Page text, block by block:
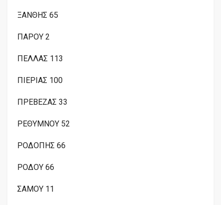
ΞΑΝΘΗΣ 65
ΠΑΡΟΥ 2
ΠΕΛΛΑΣ 113
ΠΙΕΡΙΑΣ 100
ΠΡΕΒΕΖΑΣ 33
ΡΕΘΥΜΝΟΥ 52
ΡΟΔΟΠΗΣ 66
ΡΟΔΟΥ 66
ΣΑΜΟΥ 11